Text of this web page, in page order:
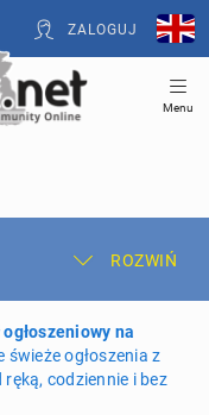
ZALOGUJ
Menu
ROZWIŃ
Moje ogłoszenia
na
ogłoszenia z
codziennie i bez